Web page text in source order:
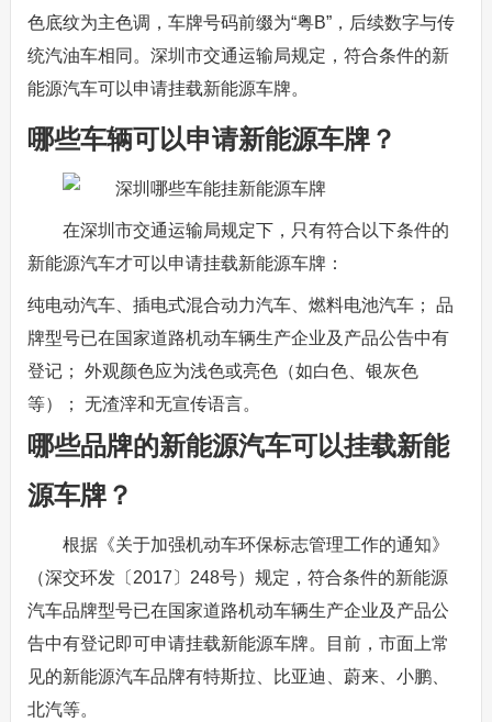
色底纹为主色调，车牌号码前缀为“粤B”，后续数字与传
统汽油车相同。深圳市交通运输局规定，符合条件的新
能源汽车可以申请挂载新能源车牌。
哪些车辆可以申请新能源车牌？
在深圳市交通运输局规定下，只有符合以下条件的
新能源汽车才可以申请挂载新能源车牌：
纯电动汽车、插电式混合动力汽车、燃料电池汽车； 品
牌型号已在国家道路机动车辆生产企业及产品公告中有
登记； 外观颜色应为浅色或亮色（如白色、银灰色
等）； 无渣滓和无宣传语言。
哪些品牌的新能源汽车可以挂载新能
源车牌？
根据《关于加强机动车环保标志管理工作的通知》
（深交环发〔2017〕248号）规定，符合条件的新能源
汽车品牌型号已在国家道路机动车辆生产企业及产品公
告中有登记即可申请挂载新能源车牌。目前，市面上常
见的新能源汽车品牌有特斯拉、比亚迪、蔚来、小鹏、
北汽等。